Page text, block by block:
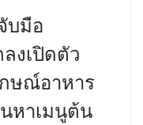
บมือ
งเปิดตัว
ษณ์อาหาร
หาเมนูต้น